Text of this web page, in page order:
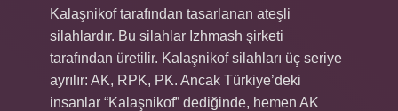
Kalaşnikof tarafından tasarlanan ateşli
silahlardır. Bu silahlar Izhmash şirketi
tarafından üretilir. Kalaşnikof silahları üç seriye
ayrılır: AK, RPK, PK. Ancak Türkiye’deki
insanlar “Kalaşnikof” dediğinde, hemen AK